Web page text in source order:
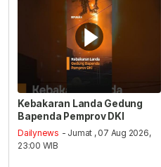
Kebakaran Landa Gedung
Bapenda Pemprov DKI
Dailynews - Jumat , 07 Aug 2026,
23:00 WIB